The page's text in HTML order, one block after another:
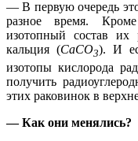
— В первую очередь
разное время.
изотопный состав их
кальция (СаСО3). И
изотопы кислорода
получить
этих раковинок в
— Как они менялись?